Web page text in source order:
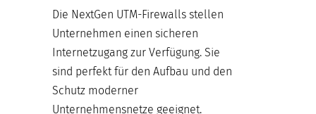
Die NextGen UTM-Firewalls stellen
Unternehmen einen sicheren
Internetzugang zur Verfügung. Sie
sind perfekt für den Aufbau und den
Schutz moderner
Unternehmensnetze geeignet.